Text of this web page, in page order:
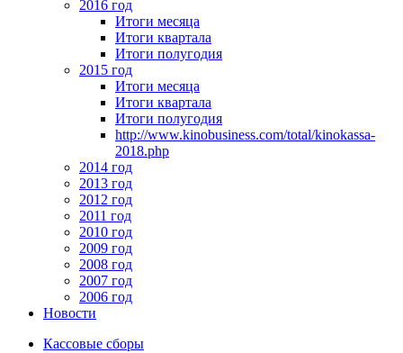
2016 год
Итоги месяца
Итоги квартала
Итоги полугодия
2015 год
Итоги месяца
Итоги квартала
Итоги полугодия
http://www.kinobusiness.com/total/kinokassa-
2018.php
2014 год
2013 год
2012 год
2011 год
2010 год
2009 год
2008 год
2007 год
2006 год
Новости
Кассовые сборы